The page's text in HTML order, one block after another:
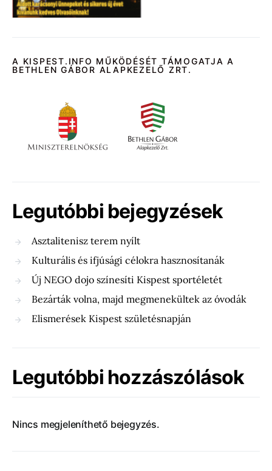
A KISPEST.INFO MŰKÖDÉSÉT TÁMOGATJA A
BETHLEN GÁBOR ALAPKEZELŐ ZRT.
Legutóbbi bejegyzések
Asztalitenisz terem nyílt
Kulturális és ifjúsági célokra hasznosítanák
Új NEGO dojo színesíti Kispest sportéletét
Bezárták volna, majd megmenekültek az óvodák
Elismerések Kispest születésnapján
Legutóbbi hozzászólások
Nincs megjeleníthető bejegyzés.